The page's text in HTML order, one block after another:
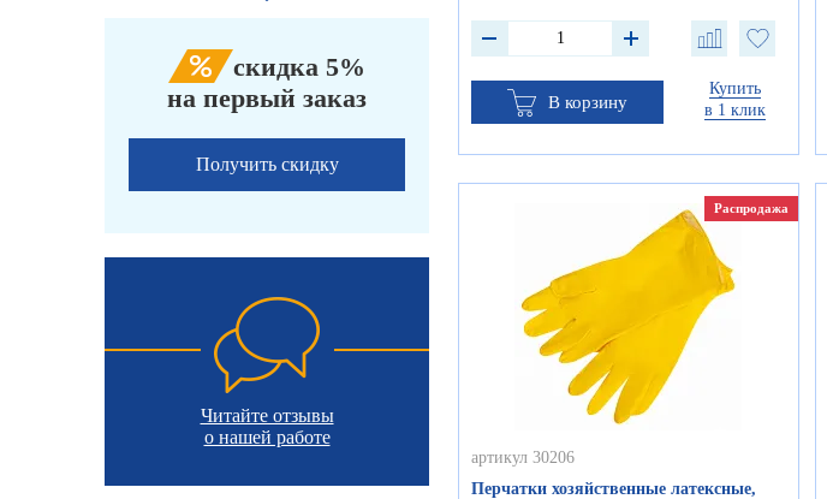
скидка 5%
на первый заказ
Получить скидку
Читайте отзывы
о нашей работе
В корзину
Купить
в 1 клик
Распродажа
артикул 30206
Перчатки хозяйственные латексные,